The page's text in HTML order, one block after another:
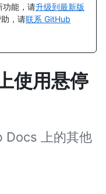
功能，请升级到最新版
，请联系 GitHub
使用悬停
Docs 上的其他